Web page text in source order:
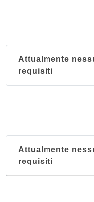
Attualmente
requisiti
Attualmente
requisiti